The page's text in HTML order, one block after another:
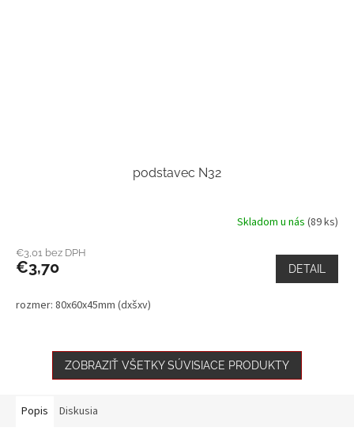
podstavec N32
Skladom u nás (89 ks)
€3,01 bez DPH
€3,70 DETAIL
rozmer: 80x60x45mm (dxšxv)
ZOBRAZIŤ VŠETKY SÚVISIACE PRODUKTY
Popis Diskusia